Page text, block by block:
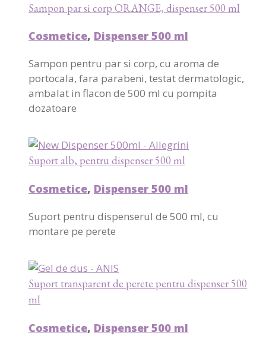
Sampon par si corp ORANGE, dispenser 500 ml
Cosmetice, Dispenser 500 ml
Sampon pentru par si corp, cu aroma de
portocala, fara parabeni, testat dermatologic,
ambalat in flacon de 500 ml cu pompita
dozatoare
Suport alb, pentru dispenser 500 ml
Cosmetice, Dispenser 500 ml
Suport pentru dispenserul de 500 ml, cu
montare pe perete
Suport transparent de perete pentru dispenser 500
ml
Cosmetice, Dispenser 500 ml